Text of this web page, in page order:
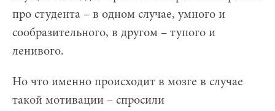
про студента – в одном случае, умного и
сообразительного, в другом – тупого и
ленивого.
Но что именно происходит в мозге в случае
такой мотивации – спросили